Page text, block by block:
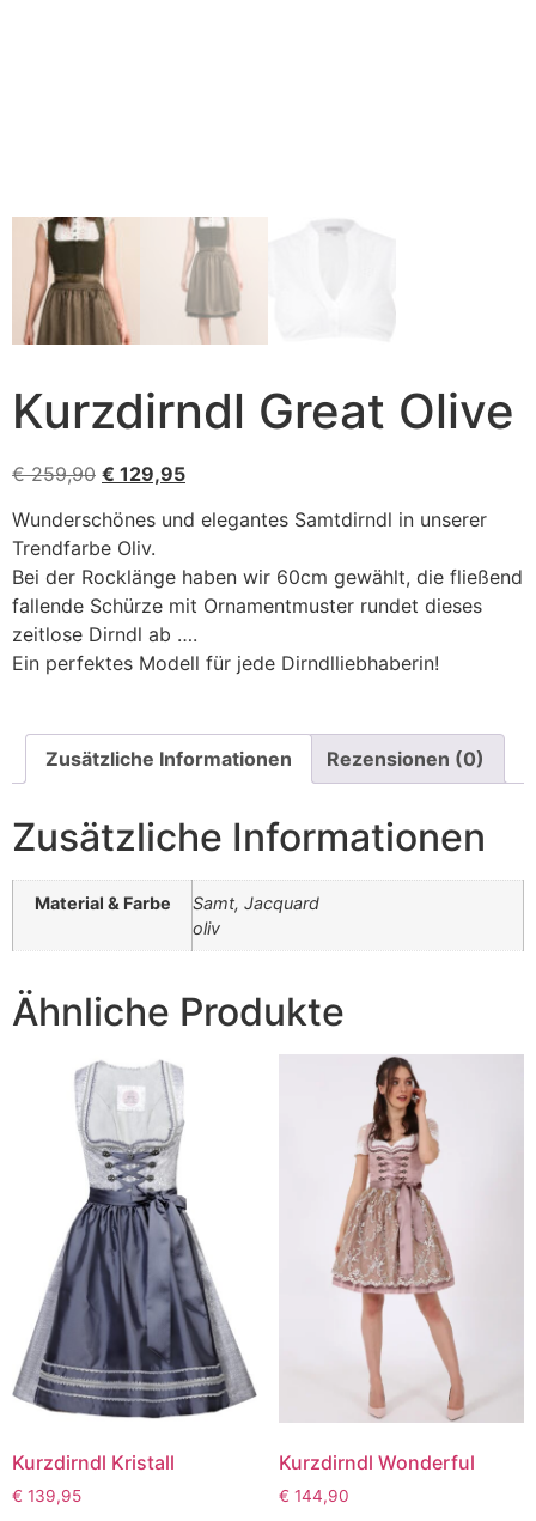
Kurzdirndl Great Olive
€259,90 € 129,95
Wunderschönes und elegantes Samtdirndl in unserer
Trendfarbe Oliv.
Bei der Rocklänge haben wir 60cm gewählt, die fließend
fallende Schürze mit Ornamentmuster rundet dieses
zeitlose Dirndl ab ….
Ein perfektes Modell für jede Dirndlliebhaberin!
Zusätzliche Informationen Rezensionen (0)
Zusätzliche Informationen
Material & Farbe
Samt, Jacquard
oliv
Ähnliche Produkte
Kurzdirndl Kristall
€ 139,95
Kurzdirndl Wonderful
€ 144,90